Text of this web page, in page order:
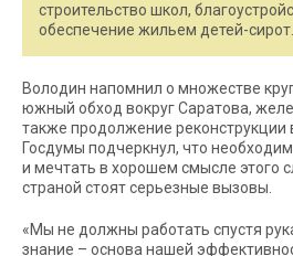
строительство школ,
обеспечение жильем детей-сирот.
Володин напомнил о множестве
южный обход вокруг Саратова,
также продолжение реконструкции
Госдумы подчеркнул, что
и мечтать в хорошем смысле этого
страной стоят серьезные вызовы.
«Мы не должны работать спустя
знание – основа нашей